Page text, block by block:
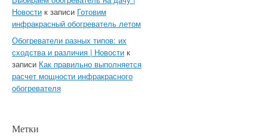
Новости к записи Готовим
инфракрасный обогреватель летом
Обогреватели разных типов: их
сходства и различия | Новости к
записи Как правильно выполняется
расчет мощности инфракрасного
обогревателя
Метки